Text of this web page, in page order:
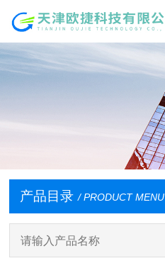
产品目录 / PRODUCT MENU